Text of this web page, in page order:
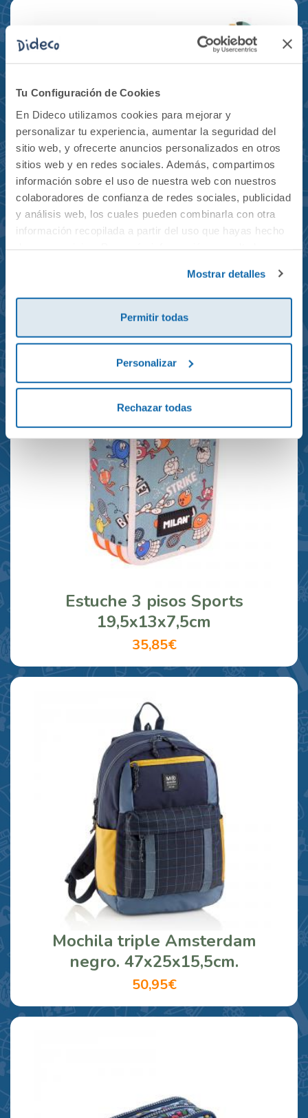
Tu Configuración de Cookies
En Dideco utilizamos cookies para mejorar y
personalizar tu experiencia, aumentar la seguridad del
sitio web, y ofrecerte anuncios personalizados en otros
sitios web y en redes sociales. Además, compartimos
información sobre el uso de nuestra web con nuestros
colaboradores de confianza de redes sociales, publicidad
y análisis web, los cuales pueden combinarla con otra
información recopilada a partir del uso que hayas hecho
Mostrar detalles
Permitir todas
Personalizar
Rechazar todas
reciclada 21x10x28cm
23,95€
Estuche 3 pisos Sports
19,5x13x7,5cm
35,85€
Mochila triple Amsterdam
negro. 47x25x15,5cm.
50,95€